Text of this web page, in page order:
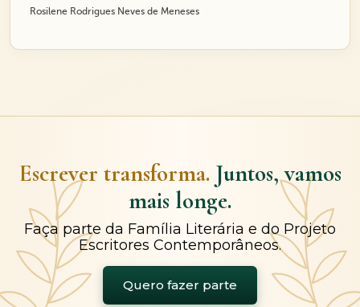
Rosilene Rodrigues Neves de Meneses
Escrever transforma. Juntos, vamos
mais longe.
Faça parte da Família Literária e do Projeto
Escritores Contemporâneos.
Quero fazer parte